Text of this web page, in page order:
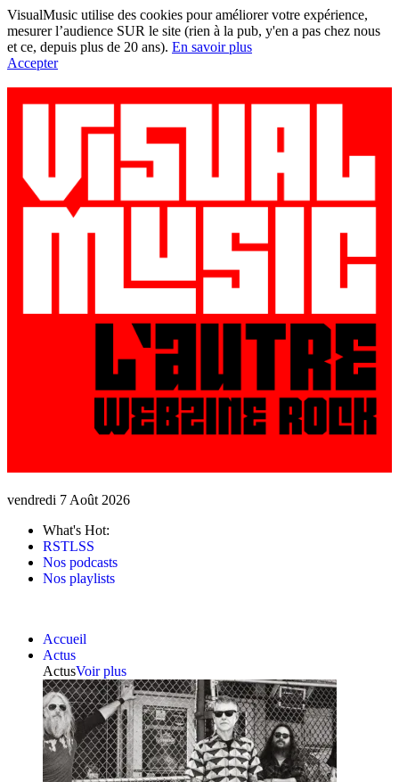
VisualMusic utilise des cookies pour améliorer votre expérience,
mesurer l’audience SUR le site (rien à la pub, y'en a pas chez nous
et ce, depuis plus de 20 ans). En savoir plus
Accepter
vendredi 7 Août 2026
What's Hot:
RSTLSS
Nos podcasts
Nos playlists
Accueil
Actus
ActusVoir plus